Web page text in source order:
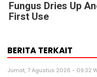
Fungus Dries Up
First Use
BERITA TERKAIT
Jumat, 7 Agustus 2026 - 09:32